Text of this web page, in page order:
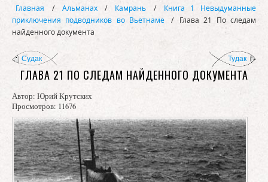
Главная / Альманах / Камрань /
Книга 1 Невыдуманные
приключения подводников во Вьетнаме
/ Глава 21 По следам
найденного документа
Судак Тудак
ГЛАВА 21 ПО СЛЕДАМ НАЙДЕННОГО ДОКУМЕНТА
Автор: Юрий Крутских
Просмотров: 11676